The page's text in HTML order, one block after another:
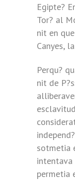
Egipte?
Tor? al
nit en
Canyes,
Perqu?
nit de
sotmetia
permetia